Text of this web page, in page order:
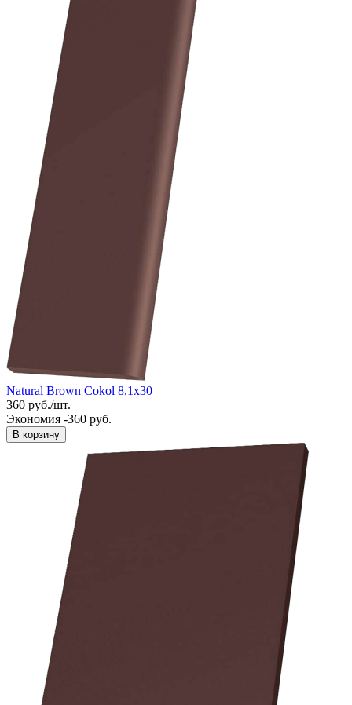
Natural Brown Cokol 8,1x30
360 руб./шт.
Экономия -360 руб.
В корзину